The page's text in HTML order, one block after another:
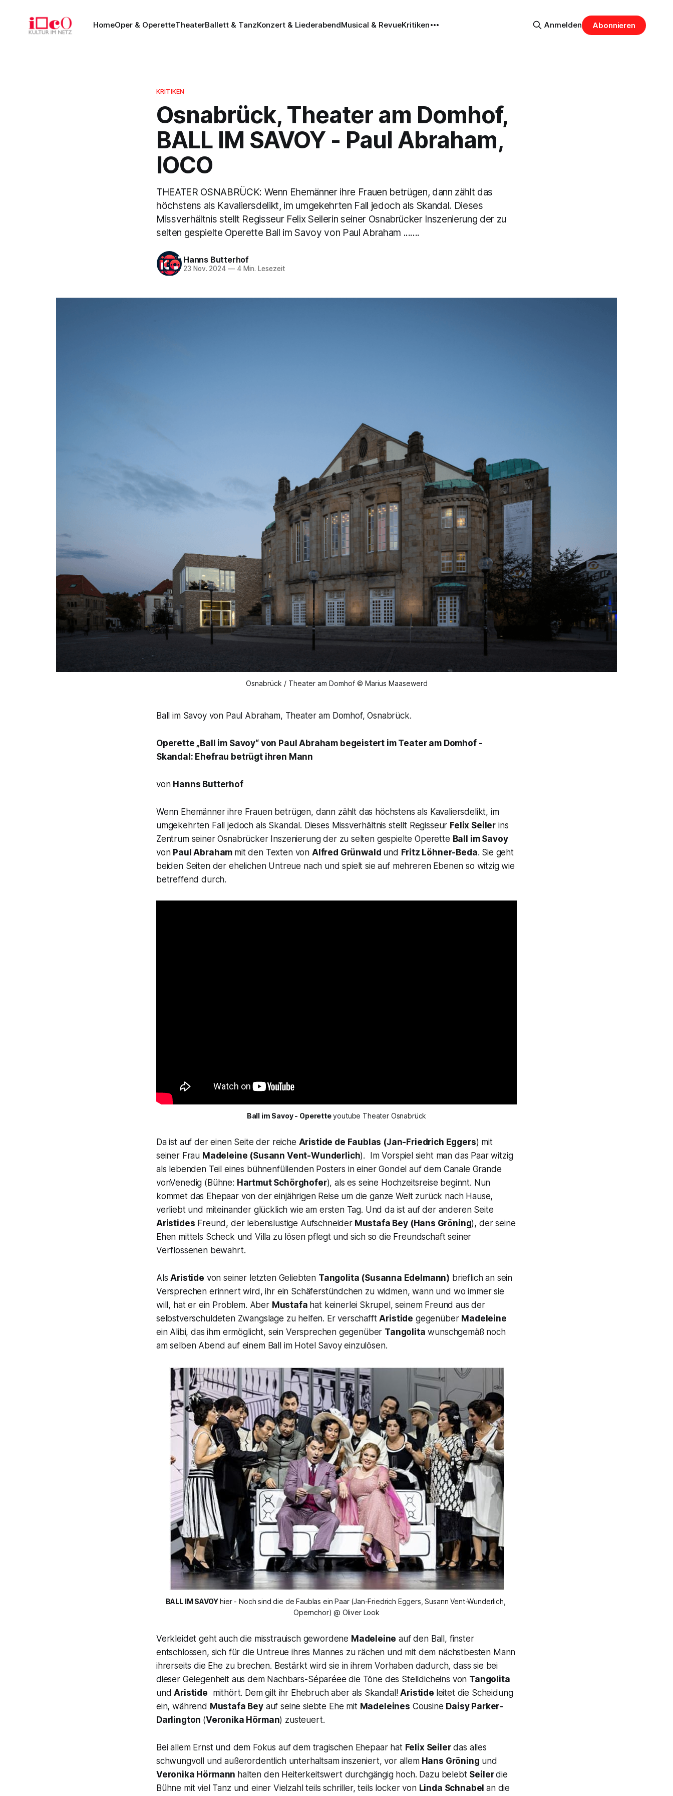
HomeOper & OperetteTheaterBallett & TanzKonzert & LiederabendMusical & RevueKritiken Anmelden Abonnieren
KRITIKEN
Osnabrück, Theater am Domhof,
BALL IM SAVOY - Paul Abraham,
IOCO
THEATER OSNABRÜCK: Wenn Ehemänner ihre Frauen betrügen, dann zählt das
höchstens als Kavaliersdelikt, im umgekehrten Fall jedoch als Skandal. Dieses
Missverhältnis stellt Regisseur Felix Seilerin seiner Osnabrücker Inszenierung der zu
selten gespielte Operette Ball im Savoy von Paul Abraham .......
Hanns Butterhof
23 Nov. 2024 —4 Min. Lesezeit
Osnabrück / Theater am Domhof © Marius Maasewerd
Ball im Savoy von Paul Abraham, Theater am Domhof, Osnabrück.
Operette „Ball im Savoy“ von Paul Abraham begeistert im Teater am Domhof -
Skandal: Ehefrau betrügt ihren Mann
von Hanns Butterhof
Wenn Ehemänner ihre Frauen betrügen, dann zählt das höchstens als Kavaliersdelikt, im
umgekehrten Fall jedoch als Skandal. Dieses Missverhältnis stellt Regisseur Felix Seiler ins
Zentrum seiner Osnabrücker Inszenierung der zu selten gespielte Operette Ball im Savoy
von Paul Abraham mit den Texten von Alfred Grünwald und Fritz Löhner-Beda. Sie geht
beiden Seiten der ehelichen Untreue nach und spielt sie auf mehreren Ebenen so witzig wie
betreffend durch.
Ball im Savoy - Operette youtube Theater Osnabrück
Da ist auf der einen Seite der reiche Aristide de Faublas (Jan-Friedrich Eggers) mit
seiner Frau Madeleine (Susann Vent-Wunderlich). Im Vorspiel sieht man das Paar witzig
als lebenden Teil eines bühnenfüllenden Posters in einer Gondel auf dem Canale Grande
vonVenedig (Bühne: Hartmut Schörghofer), als es seine Hochzeitsreise beginnt. Nun
kommet das Ehepaar von der einjährigen Reise um die ganze Welt zurück nach Hause,
verliebt und miteinander glücklich wie am ersten Tag. Und da ist auf der anderen Seite
Aristides Freund, der lebenslustige Aufschneider Mustafa Bey(Hans Gröning), der seine
Ehen mittels Scheck und Villa zu lösen pflegt und sich so die Freundschaft seiner
Verflossenen bewahrt.
AlsAristide von seiner letzten Geliebten Tangolita (Susanna Edelmann) brieflich an sein
Versprechen erinnert wird, ihr ein Schäferstündchen zu widmen, wann und wo immer sie
will, hat er ein Problem. Aber Mustafa hat keinerlei Skrupel, seinem Freund aus der
selbstverschuldeten Zwangslage zu helfen. Er verschafftAristide gegenüber Madeleine
ein Alibi, das ihm ermöglicht, sein Versprechen gegenüber Tangolita wunschgemäß noch
am selben Abend auf einem Ball im Hotel Savoyeinzulösen.
BALL IM SAVOY hier - Noch sind die de Faublas ein Paar (Jan-Friedrich Eggers, Susann Vent-Wunderlich,
Opernchor) @ Oliver Look
Verkleidet geht auch die misstrauisch gewordene Madeleine auf den Ball, finster
entschlossen, sich für die Untreue ihres Mannes zu rächen und mit dem nächstbesten Mann
ihrerseits die Ehe zu brechen. Bestärkt wird sie in ihrem Vorhaben dadurch, dass sie bei
dieser Gelegenheit aus dem Nachbars-Séparéee die Töne des Stelldicheins von Tangolita
undAristide mithört. Dem gilt ihr Ehebruch aber als Skandal!Aristide leitet die Scheidung
ein, während Mustafa Beyauf seine siebte Ehe mit Madeleines Cousine Daisy Parker-
Darlington (Veronika Hörman) zusteuert.
Bei allem Ernst und dem Fokus auf dem tragischen Ehepaar hat Felix Seilerdas alles
schwungvoll und außerordentlich unterhaltsam inszeniert, vor allemHans Gröning und
Veronika Hörmann halten den Heiterkeitswert durchgängig hoch. Dazu belebt Seilerdie
Bühne mit viel Tanz und einer Vielzahl teils schriller, teils locker von Linda Schnabelan die